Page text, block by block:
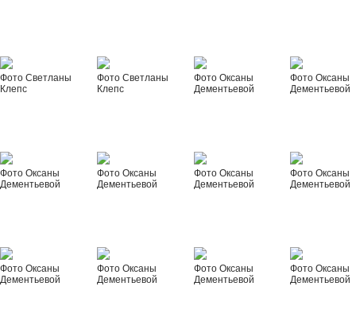
Фото Светланы
Клепс
Фото Светланы
Клепс
Фото Оксаны
Дементьевой
Фото Оксаны
Дементьевой
Фото Оксаны
Дементьевой
Фото Оксаны
Дементьевой
Фото Оксаны
Дементьевой
Фото Оксаны
Дементьевой
Фото Оксаны
Дементьевой
Фото Оксаны
Дементьевой
Фото Оксаны
Дементьевой
Фото Оксаны
Дементьевой